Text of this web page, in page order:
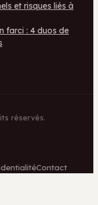
et risques liés à
farci : 4 duos de
réservés.
Contact